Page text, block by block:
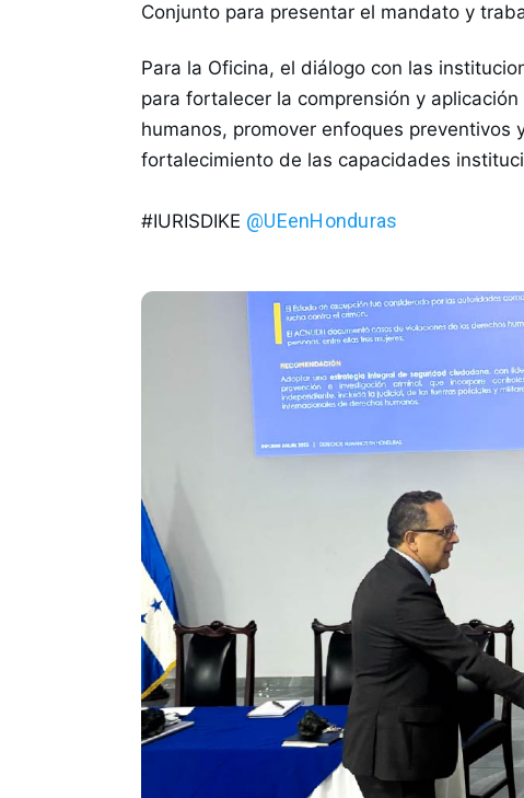
Conjunto para presentar el mandato y
Para la Oficina, el diálogo con las
para fortalecer la comprensión y
humanos, promover enfoques
#IURISDIKE @UEenHonduras